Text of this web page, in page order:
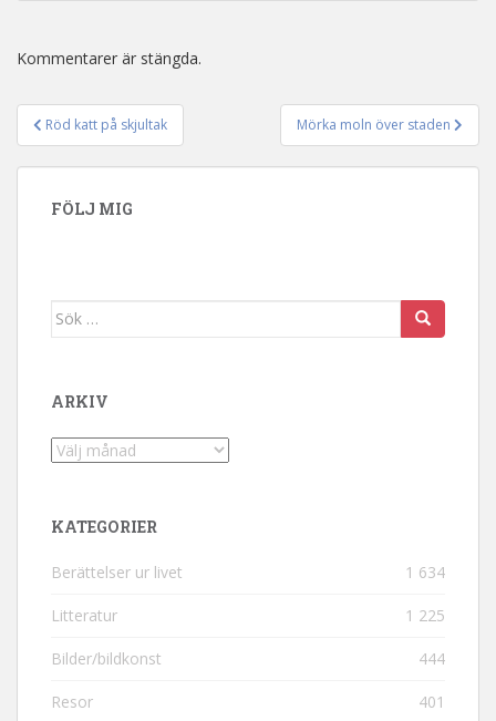
Kommentarer är stängda.
Inläggsnavigering
Röd katt på skjultak Mörka moln över staden
FÖLJ MIG
Sök efter:
ARKIV
Arkiv
KATEGORIER
Berättelser ur livet 1 634
Litteratur 1 225
Bilder/bildkonst 444
Resor 401